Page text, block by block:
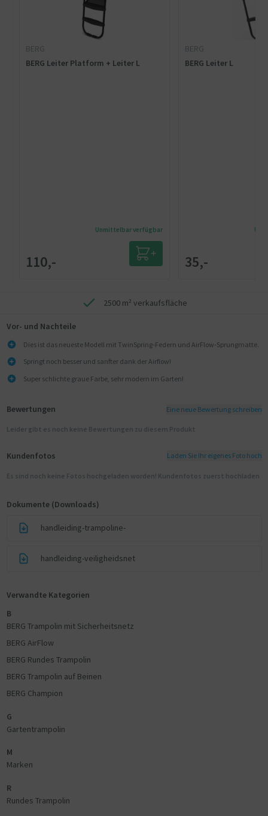
BERG
BERG Leiter Platform + Leiter L
110,-
Unmittelbar verfügbar
BERG
BERG Leiter L
35,-
2500 m² verkaufsfläche
Vor- und Nachteile
Dies ist das neueste Modell mit TwinSpring-Federn und AirFlow-Sprungmatte.
Springt noch besser und sanfter dank der Airflow!
Super schlichte graue Farbe, sehr modern im Garten!
Bewertungen Eine neue Bewertung schreiben
Leider gibt es noch keine Bewertungen zu diesem Produkt
Kundenfotos Laden Sie Ihr eigenes Foto hoch
Es sind noch keine Fotos hochgeladen worden! Kundenfotos zuerst hochladen
Dokumente (Downloads)
handleiding-trampoline-
handleiding-veiligheidsnet
Verwandte Kategorien
B
BERG Trampolin mit Sicherheitsnetz
BERG AirFlow
BERG Rundes Trampolin
BERG Trampolin auf Beinen
BERG Champion
G
Gartentrampolin
M
Marken
R
Rundes Trampolin